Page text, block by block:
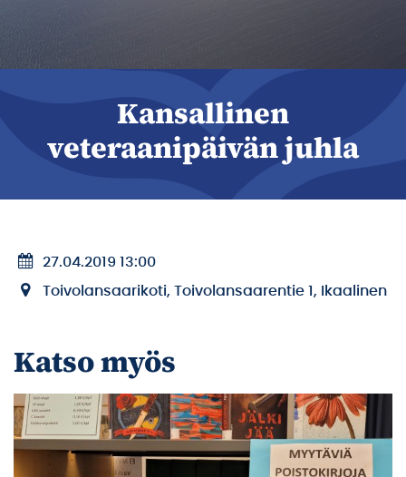
Kansallinen
veteraanipäivän juhla
27.04.2019 13:00
Toivolansaarikoti, Toivolansaarentie 1, Ikaalinen
Katso myös